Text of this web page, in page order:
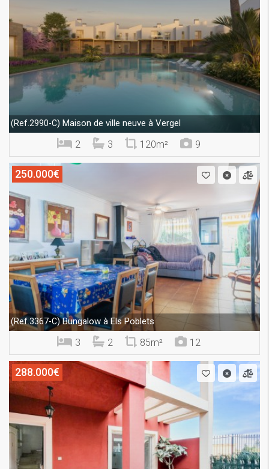
(Ref.2990-C) Maison de ville neuve à Vergel
2 3 120m² 9
250.000€
(Ref.3367-C)Bungalow à Els Poblets
3 2 85m² 12
288.000€